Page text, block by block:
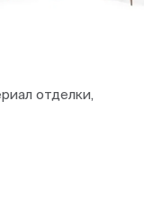
отделки,